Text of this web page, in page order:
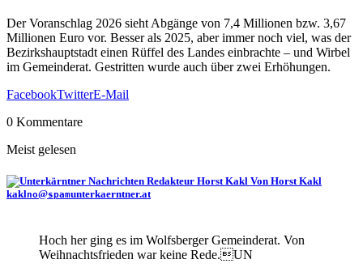
Der Voranschlag 2026 sieht Abgänge von 7,4 Millionen bzw. 3,67
Millionen Euro vor. Besser als 2025, aber immer noch viel, was der
Bezirkshauptstadt einen Rüffel des Landes einbrachte – und Wirbel
im Gemeinderat. Gestritten wurde auch über zwei Erhöhungen.
FacebookTwitterE-Mail
0 Kommentare
Meist gelesen
Von Horst Kakl
kaklno@spamunterkaerntner.at
Hoch her ging es im Wolfsberger Gemeinderat. Von
Weihnachtsfrieden war keine Rede.UN